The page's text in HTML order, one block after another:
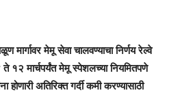
मार्गावर मेमू सेवा चालवण्याचा निर्णय रेल्वे
१२ मार्चपर्यंत मेमू स्पेशलच्या नियमितपणे
अतिरिक्त गर्दी कमी करण्यासाठी